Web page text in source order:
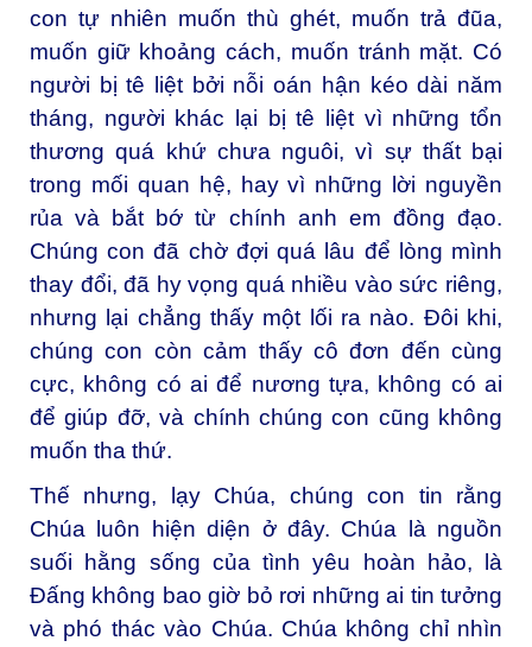
con tự nhiên muốn thù ghét, muốn trả đũa,
muốn giữ khoảng cách, muốn tránh mặt. Có
người bị tê liệt bởi nỗi oán hận kéo dài năm
tháng, người khác lại bị tê liệt vì những tổn
thương quá khứ chưa nguôi, vì sự thất bại
trong mối quan hệ, hay vì những lời nguyền
rủa và bắt bớ từ chính anh em đồng đạo.
Chúng con đã chờ đợi quá lâu để lòng mình
thay đổi, đã hy vọng quá nhiều vào sức riêng,
nhưng lại chẳng thấy một lối ra nào. Đôi khi,
chúng con còn cảm thấy cô đơn đến cùng
cực, không có ai để nương tựa, không có ai
để giúp đỡ, và chính chúng con cũng không
muốn tha thứ.
Thế nhưng, lạy Chúa, chúng con tin rằng
Chúa luôn hiện diện ở đây. Chúa là nguồn
suối hằng sống của tình yêu hoàn hảo, là
Đấng không bao giờ bỏ rơi những ai tin tưởng
và phó thác vào Chúa. Chúa không chỉ nhìn